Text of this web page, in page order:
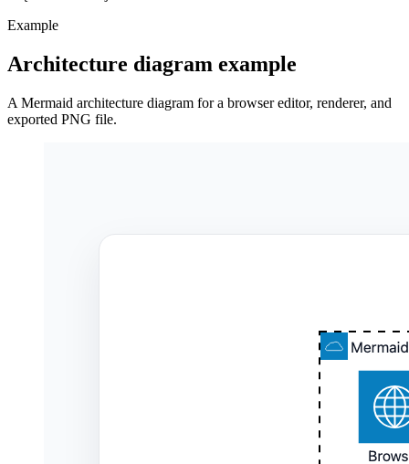
Example
Architecture diagram example
A Mermaid architecture diagram for a browser editor, renderer, and
exported PNG file.